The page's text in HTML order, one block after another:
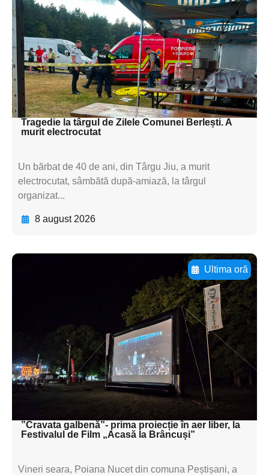
subtitluAdaugă aici
textul pentru
subtitluAdaugă aici
textul pentru
subtitluAdaugă aici
textul pentru subti
Tragedie la târgul de Zilele Comunei Berlești. A
murit electrocutat
Un bărbat de 40 de ani, din Târgu Jiu, a murit
electrocutat, sâmbătă după-amiază, la târgul
organizat...
8 august 2026
Ultima oră
Adaugă aici textul pentru
subtitluAdaugă aici
textul pentru
subtitluAdaugă aici
textul pentru
subtitluAdaugă aici
textul pentru subti
”Cravata galbenă”- prima proiecție în aer liber, la
Festivalul de Film „Acasă la Brâncuși”
Vineri seara, Poiana Nucet din comuna Peștișani, a